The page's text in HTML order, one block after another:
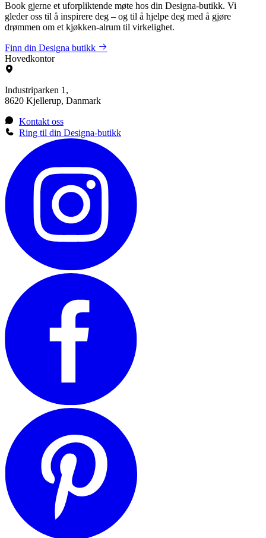
Book gjerne et uforpliktende møte hos din Designa-butikk. Vi
gleder oss til å inspirere deg – og til å hjelpe deg med å gjøre
drømmen om et kjøkken-alrum til virkelighet.
Finn din Designa butikk
Hovedkontor
Industriparken 1,
8620 Kjellerup, Danmark
Kontakt oss
Ring til din Designa-butikk